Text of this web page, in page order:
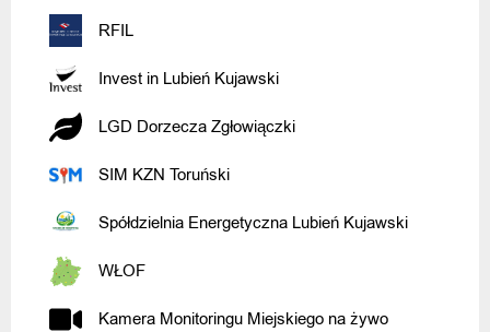
RFIL
Invest in Lubień Kujawski
LGD Dorzecza Zgłowiączki
SIM KZN Toruński
Spółdzielnia Energetyczna Lubień Kujawski
WŁOF
Kamera Monitoringu Miejskiego na żywo